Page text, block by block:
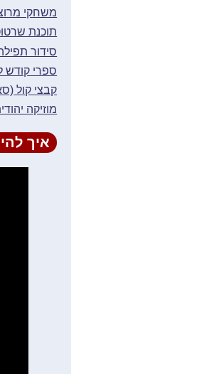
משחקי
תוכנת
סידור
ספרי קודש
קבצי קול
מוזיקה
איך